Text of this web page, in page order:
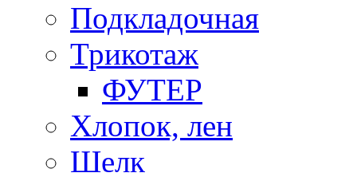
Подкладочная
Трикотаж
ФУТЕР
Хлопок, лен
Шелк